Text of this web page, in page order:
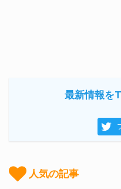
最新情報を
人気の記事